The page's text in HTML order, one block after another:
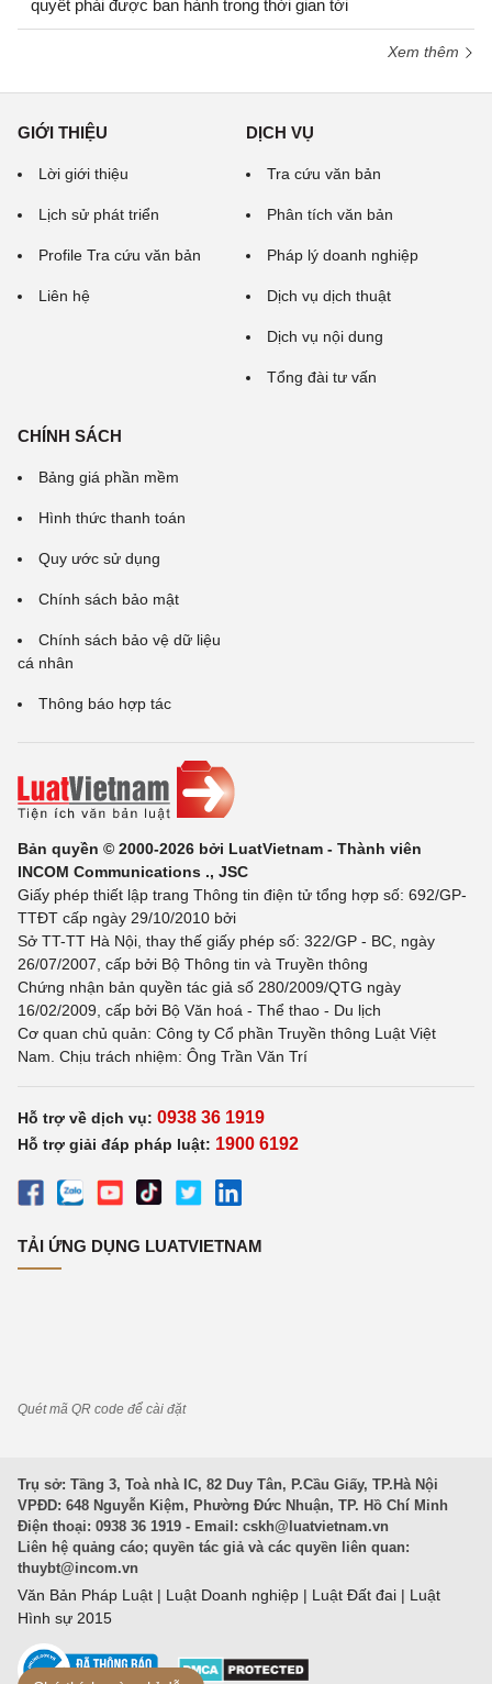
quyết phải được ban hành trong thời gian tới
Xem thêm
GIỚI THIỆU
Lời giới thiệu
Lịch sử phát triển
Profile Tra cứu văn bản
Liên hệ
DỊCH VỤ
Tra cứu văn bản
Phân tích văn bản
Pháp lý doanh nghiệp
Dịch vụ dịch thuật
Dịch vụ nội dung
Tổng đài tư vấn
CHÍNH SÁCH
Bảng giá phần mềm
Hình thức thanh toán
Quy ước sử dụng
Chính sách bảo mật
Chính sách bảo vệ dữ liệu
cá nhân
Thông báo hợp tác
Bản quyền © 2000-2026 bởi LuatVietnam - Thành viên
INCOM Communications ., JSC
Giấy phép thiết lập trang Thông tin điện tử tổng hợp số: 692/GP-
TTĐT cấp ngày 29/10/2010 bởi
Sở TT-TT Hà Nội, thay thế giấy phép số: 322/GP - BC, ngày
26/07/2007, cấp bởi Bộ Thông tin và Truyền thông
Chứng nhận bản quyền tác giả số 280/2009/QTG ngày
16/02/2009, cấp bởi Bộ Văn hoá - Thể thao - Du lịch
Cơ quan chủ quản: Công ty Cổ phần Truyền thông Luật Việt
Nam. Chịu trách nhiệm: Ông Trần Văn Trí
Hỗ trợ về dịch vụ: 0938 36 1919
Hỗ trợ giải đáp pháp luật: 1900 6192
TẢI ỨNG DỤNG LUATVIETNAM
Quét mã QR code để cài đặt
Trụ sở: Tầng 3, Toà nhà IC, 82 Duy Tân, P.Cầu Giấy, TP.Hà Nội
VPĐD: 648 Nguyễn Kiệm, Phường Đức Nhuận, TP. Hồ Chí Minh
Điện thoại: 0938 36 1919 - Email: cskh@luatvietnam.vn
Liên hệ quảng cáo; quyền tác giả và các quyền liên quan:
thuybt@incom.vn
Văn Bản Pháp Luật | Luật Doanh nghiệp | Luật Đất đai | Luật
Hình sự 2015